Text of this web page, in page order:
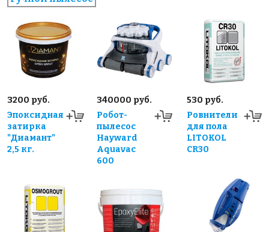
3200 руб.
Эпоксидная
затирка
"Диамант"
2,5 кг.
340000 руб.
Робот-
пылесос
Hayward
Aquavac
600
530 руб.
Ровнители
для пола
LITOKOL
CR30